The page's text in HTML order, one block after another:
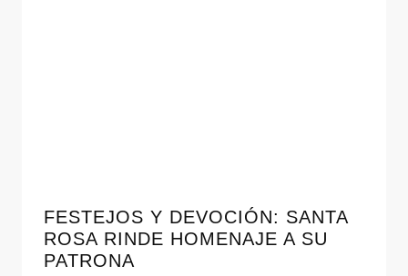
FESTEJOS Y DEVOCIÓN: SANTA
ROSA RINDE HOMENAJE A SU
PATRONA